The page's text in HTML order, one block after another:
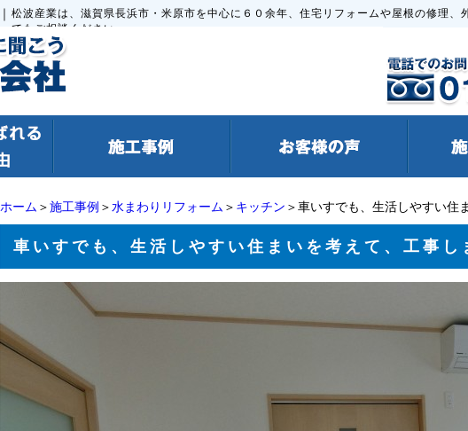
｜ 松波産業は、滋賀県長浜市・米原市を中心に６０余年、住宅リフォームや屋根の修理
でもご相談ください。
ホーム ＞施工事例 ＞水まわりリフォーム ＞ キッチン ＞車いすでも、生活しやすい住
車いすでも、生活しやすい住まいを考えて、工事し